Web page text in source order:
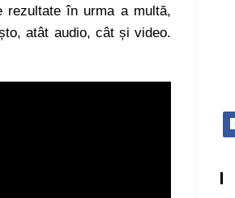
rezultate în urma a multă,
atât audio, cât și video.